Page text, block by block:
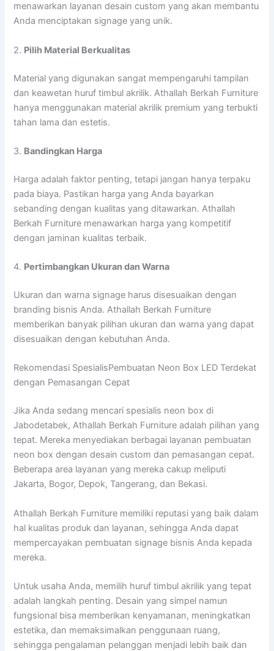
menawarkan layanan desain custom yang akan membantu
Anda menciptakan signage yang unik.
2. Pilih Material Berkualitas
Material yang digunakan sangat mempengaruhi tampilan
dan keawetan huruf timbul akrilik. Athallah Berkah Furniture
hanya menggunakan material akrilik premium yang terbukti
tahan lama dan estetis.
3. Bandingkan Harga
Harga adalah faktor penting, tetapi jangan hanya terpaku
pada biaya. Pastikan harga yang Anda bayarkan
sebanding dengan kualitas yang ditawarkan. Athallah
Berkah Furniture menawarkan harga yang kompetitif
dengan jaminan kualitas terbaik.
4. Pertimbangkan Ukuran dan Warna
Ukuran dan warna signage harus disesuaikan dengan
branding bisnis Anda. Athallah Berkah Furniture
memberikan banyak pilihan ukuran dan warna yang dapat
disesuaikan dengan kebutuhan Anda.
Rekomendasi SpesialisPembuatan Neon Box LED Terdekat
dengan Pemasangan Cepat
Jika Anda sedang mencari spesialis neon box di
Jabodetabek, Athallah Berkah Furniture adalah pilihan yang
tepat. Mereka menyediakan berbagai layanan pembuatan
neon box dengan desain custom dan pemasangan cepat.
Beberapa area layanan yang mereka cakup meliputi
Jakarta, Bogor, Depok, Tangerang, dan Bekasi.
Athallah Berkah Furniture memiliki reputasi yang baik dalam
hal kualitas produk dan layanan, sehingga Anda dapat
mempercayakan pembuatan signage bisnis Anda kepada
mereka.
Untuk usaha Anda, memilih huruf timbul akrilik yang tepat
adalah langkah penting. Desain yang simpel namun
fungsional bisa memberikan kenyamanan, meningkatkan
estetika, dan memaksimalkan penggunaan ruang,
sehingga pengalaman pelanggan menjadi lebih baik dan